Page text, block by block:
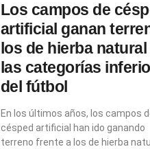
Los campos de
artificial ganan
los de hierba natural
las categorías
del fútbol
En los últimos años, los campos
césped artificial han ido ganando
terreno frente a los de hierba